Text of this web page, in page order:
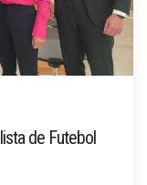
de Futebol